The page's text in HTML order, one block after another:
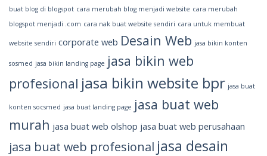
buat blog di blogspot cara merubah blog menjadi website cara merubah
blogspot menjadi .com cara nak buat website sendiri cara untuk membuat
website sendiri corporate web Desain Web jasa bikin konten
sosmed jasa bikin landing page jasa bikin web
profesional jasa bikin website bpr jasa buat
konten socsmed jasa buat landing page jasa buat web
murah jasa buat web olshop jasa buat web perusahaan
jasa buat web profesional jasa desain